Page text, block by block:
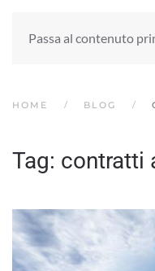
Passa al contenuto
HOME BLOG
Tag: contratti